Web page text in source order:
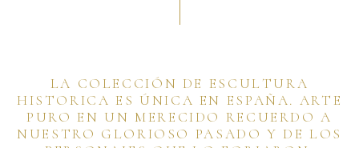
LA COLECCIÓN DE ESCULTURA
HISTORICA ES ÚNICA EN ESPAÑA. ARTE
PURO EN UN MERECIDO RECUERDO A
NUESTRO GLORIOSO PASADO Y DE LOS